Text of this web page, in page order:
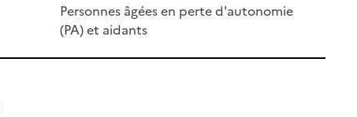
Personnes âgées en perte d'autonomie
(PA) et aidants